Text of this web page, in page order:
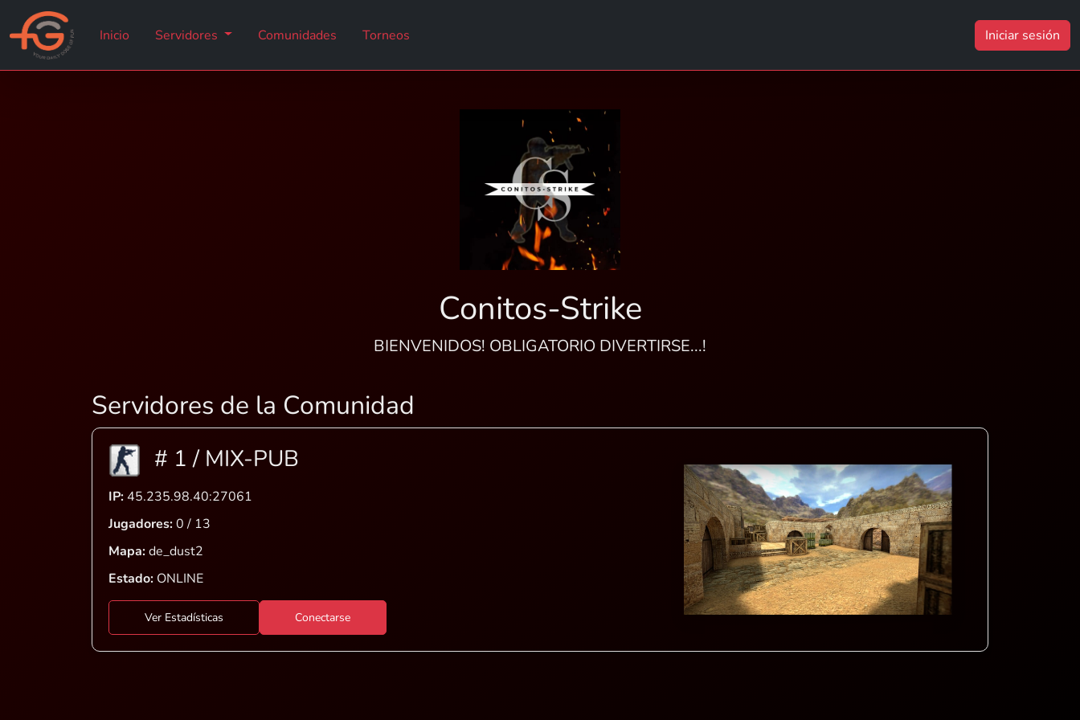
Inicio Servidores Comunidades Torneos Iniciar sesión
Conitos-Strike
BIENVENIDOS! OBLIGATORIO DIVERTIRSE...!
Servidores de la Comunidad
# 1 / MIX-PUB
IP:45.235.98.40:27061
Jugadores:0 / 13
Mapa:de_dust2
Estado: ONLINE
Ver Estadísticas Conectarse